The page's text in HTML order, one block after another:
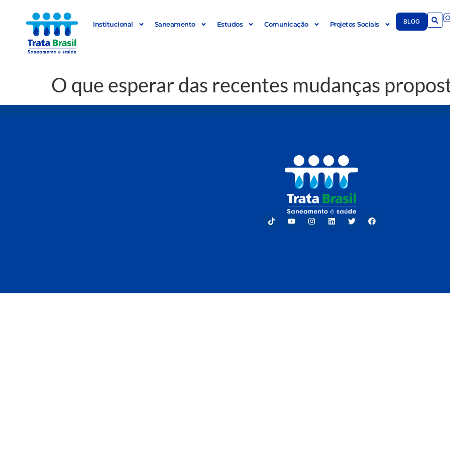
Institucional Saneamento Estudos Comunicação Projetos Sociais BLOG
O que esperar das recentes mudanças